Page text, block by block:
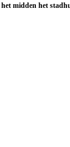
midden het